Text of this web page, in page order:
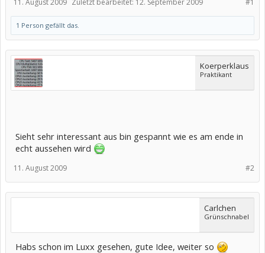
#1
11. August 2009 Zuletzt bearbeitet: 12. September 2009
1 Person gefällt das.
Koerperklaus
Praktikant
Sieht sehr interessant aus bin gespannt wie es am ende in
echt aussehen wird
#2
11. August 2009
Carlchen
Grünschnabel
Habs schon im Luxx gesehen, gute Idee, weiter so